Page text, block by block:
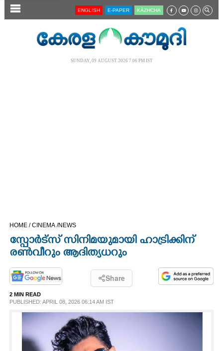
SECTIONS
LIFESTYLE
SPIRITUAL
ENGLISH E-PAPER KĀZHCHA
SUNDAY, 09 AUGUST 2026 7.06 PM IST
HOME /CINEMA /NEWS
സ്പോർട്സ് സിനിമയുമായി ഹാട്രിക്കിന്
രൺവീറും ആദിത്യധറും
Share
2 MIN READ
PUBLISHED: APRIL 08, 2026 06:14 AM IST